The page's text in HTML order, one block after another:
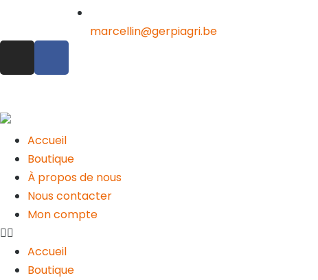
marcellin@gerpiagri.be
Accueil
Boutique
À propos de nous
Nous contacter
Mon compte
Accueil
Boutique